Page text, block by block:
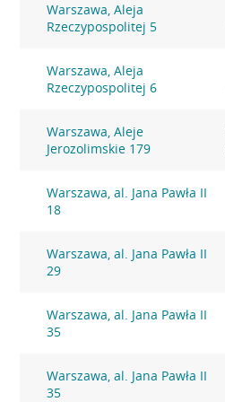
Warszawa, Aleja
Rzeczypospolitej 5
Warszawa, Aleja
Rzeczypospolitej 6
Warszawa, Aleje
Jerozolimskie 179
Warszawa, al. Jana Pawła II
18
Warszawa, al. Jana Pawła II
29
Warszawa, al. Jana Pawła II
35
Warszawa, al. Jana Pawła II
35